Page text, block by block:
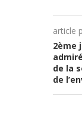
article
2ème
de la
de